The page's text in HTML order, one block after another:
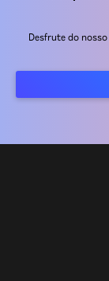
Desfrute do